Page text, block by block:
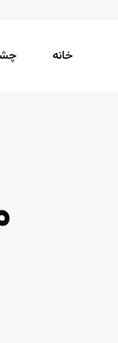
خانه